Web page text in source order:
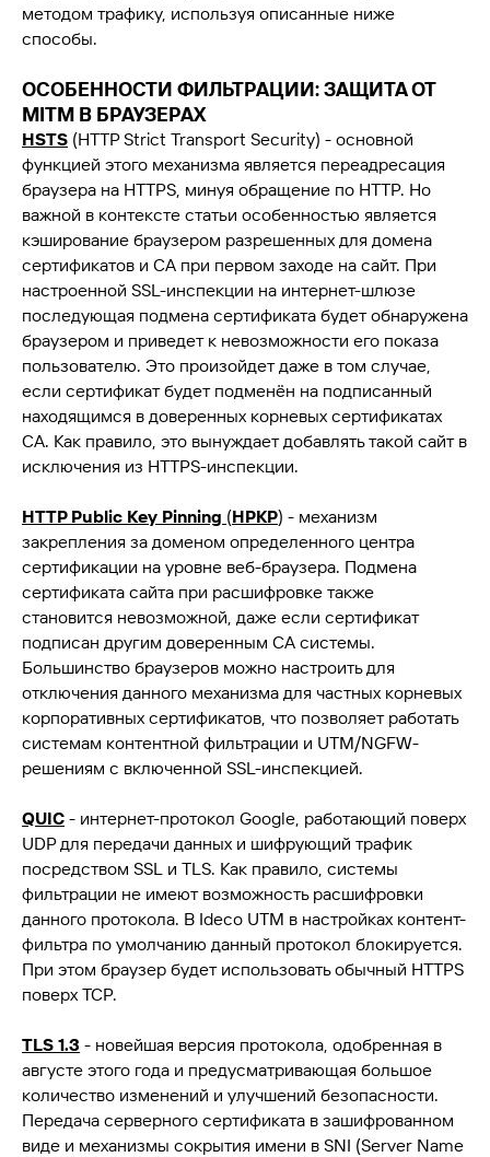
методом трафику, используя описанные ниже
способы.
ОСОБЕННОСТИ ФИЛЬТРАЦИИ: ЗАЩИТА ОТ
MITM В БРАУЗЕРАХ
HSTS (HTTP Strict Transport Security) - основной
функцией этого механизма является переадресация
браузера на HTTPS, минуя обращение по HTTP. Но
важной в контексте статьи особенностью является
кэширование браузером разрешенных для домена
сертификатов и CA при первом заходе на сайт. При
настроенной SSL-инспекции на интернет-шлюзе
последующая подмена сертификата будет обнаружена
браузером и приведет к невозможности его показа
пользователю. Это произойдет даже в том случае,
если сертификат будет подменён на подписанный
находящимся в доверенных корневых сертификатах
CA. Как правило, это вынуждает добавлять такой сайт в
исключения из HTTPS-инспекции.
HTTP Public Key Pinning (HPKP) - механизм
закрепления за доменом определенного центра
сертификации на уровне веб-браузера. Подмена
сертификата сайта при расшифровке также
становится невозможной, даже если сертификат
подписан другим доверенным CA системы.
Большинство браузеров можно настроить для
отключения данного механизма для частных корневых
корпоративных сертификатов, что позволяет работать
системам контентной фильтрации и UTM/NGFW-
решениям с включенной SSL-инспекцией.
QUIC - интернет-протокол Google, работающий поверх
UDP для передачи данных и шифрующий трафик
посредством SSL и TLS. Как правило, системы
фильтрации не имеют возможность расшифровки
данного протокола. В Ideco UTM в настройках контент-
фильтра по умолчанию данный протокол блокируется.
При этом браузер будет использовать обычный HTTPS
поверх TCP.
TLS 1.3 - новейшая версия протокола, одобренная в
августе этого года и предусматривающая большое
количество изменений и улучшений безопасности.
Передача серверного сертификата в зашифрованном
виде и механизмы сокрытия имени в SNI (Server Name